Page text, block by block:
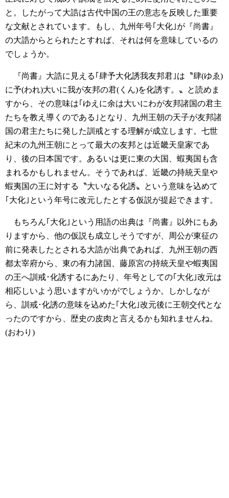
と。したがって大誥は古代中国の王の意志を反映した重要
な文献とされています。もし、九州年号｢大化｣が『尚書』
の大誥からとられたとすれば、それは何を意味しているの
でしょうか。
『尚書』大誥に見える｢肆予大化誘我友邦君｣は〝肆(ゆゑ)
に予(われ)大いに我が友邦の君(くん)を化誘す。〟と読めま
すから、その意味は｢ゆえに余は大いにわが友邦諸国の君主
たちを教え導くのである｣となり、九州王朝の天子が友邦諸
国の君主たちに発した訓戒とする理解が成立します。七世
紀末の九州王朝にとって最大の友邦とは近畿天皇家であ
り、後の日本国です。あるいは更に東の大国、蝦夷国も含
まれるかもしれません。そうであれば、近畿の持統天皇や
蝦夷国の王に対する〝大いなる化誘〟という意味を込めて
｢大化｣という年号に改元したとする仮説が提起できます。
もちろん｢大化｣という用語の出典は『尚書』以外にもあ
りますから、他の仮説も成立しそうですが、周公が東征の
前に発表したとされる大誥が出典であれば、九州王朝の西
都太宰府から、東の有力諸国、藤原宮の持統天皇や蝦夷国
の王へ訓戒･化誘するにあたり、年号としての｢大化｣改元は
相応しいよう思いますがいかがでしょうか。しかしなが
ら、訓戒･化誘の意味を込めた｢大化｣改元後に王朝交代とな
ったのですから、歴史の皮肉と言えるかも知れませんね。
(おわり)